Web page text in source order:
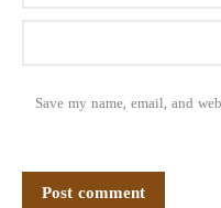
Save my name, email, and
Post comment